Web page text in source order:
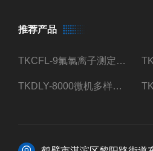
推荐产品
TKCFL-9氟氯离子测定仪自动煤质检测
TKDLY-8000微机多样测硫仪自动定硫仪化验室硫含量测定